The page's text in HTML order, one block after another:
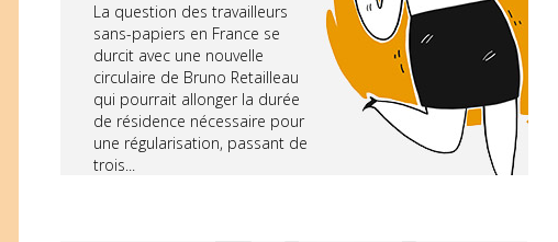
La question des travailleurs
sans-papiers en France se
durcit avec une nouvelle
circulaire de Bruno Retailleau
qui pourrait allonger la durée
de résidence nécessaire pour
une régularisation, passant de
trois...